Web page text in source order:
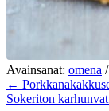
Avainsanat: omena /
←
Sokeriton